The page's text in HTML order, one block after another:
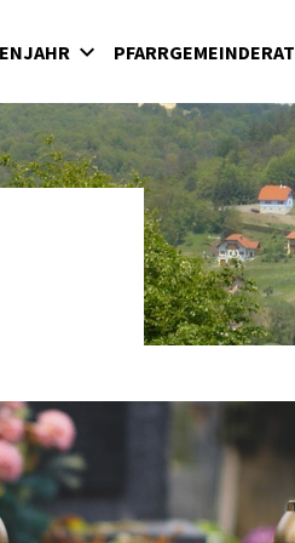
PFARRGEMEINDERAT